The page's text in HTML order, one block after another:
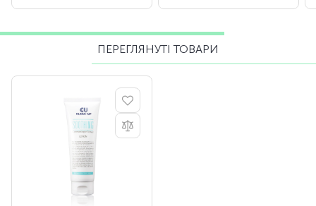
ПЕРЕГЛЯНУТІ ТОВАРИ